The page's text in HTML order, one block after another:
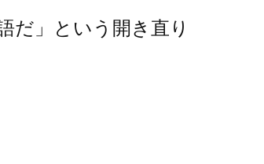
だ」という開き直り